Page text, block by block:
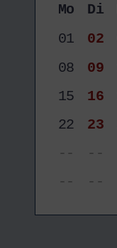
Mo Di
01
02
08
09
15
16
22
23
--
--
--
--